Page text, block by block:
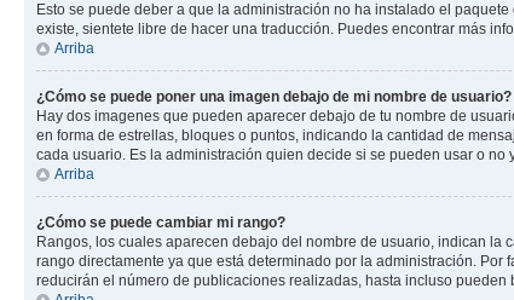
Esto se puede deber a que la administración no ha instalado el
existe, sientete libre de hacer una traducción. Puedes encontrar más
Arriba
¿Cómo se puede poner una imagen debajo de mi nombre de usuario?
Hay dos imagenes que pueden aparecer debajo de tu nombre de
en forma de estrellas, bloques o puntos, indicando la cantidad de
cada usuario. Es la administración quien decide si se pueden usar o
Arriba
¿Cómo se puede cambiar mi rango?
Rangos, los cuales aparecen debajo del nombre de usuario, indican
rango directamente ya que está determinado por la administración.
reducirán el número de publicaciones realizadas, hasta incluso pueden